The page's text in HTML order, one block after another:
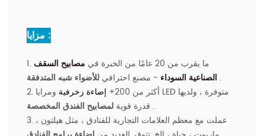
مزايا :
1. ما يقرب من 20 عامًا من الخبرة في
مصابيح السقف
الصناعية السوداء - مصنع احترافي
.
2. أكثر من 200+
إضاءة زخرفية ومرايا LED متوفرة ، ولديها
قدرة قوية .
3. عملت مع معظم العلامات التجارية للفنادق ، مثل هيلتون ،